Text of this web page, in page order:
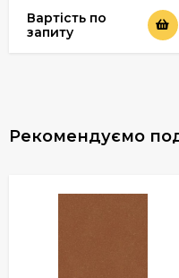
Вартість по
запиту
Рекомендуємо